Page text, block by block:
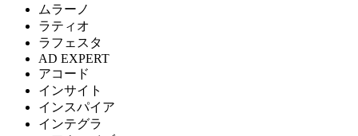
ムラーノ
ラティオ
ラフェスタ
AD EXPERT
アコード
インサイト
インスパイア
インテグラ